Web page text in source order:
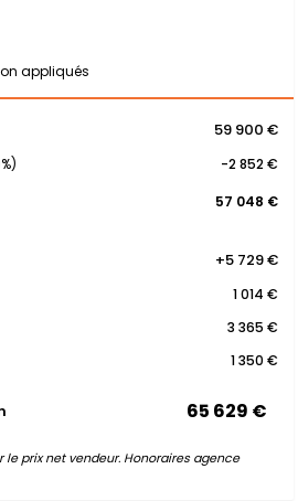
appliqués
59 900 €
-2 852 €
57 048 €
+5 729 €
1 014 €
3 365 €
1 350 €
65 629 €
le prix net vendeur. Honoraires agence